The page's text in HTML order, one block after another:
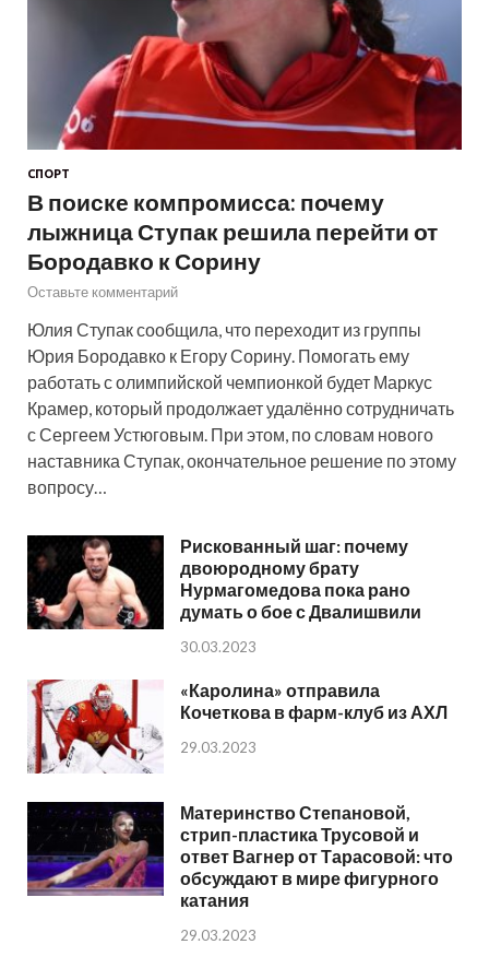
СПОРТ
В поиске компромисса: почему
лыжница Ступак решила перейти от
Бородавко к Сорину
Оставьте комментарий
Юлия Ступак сообщила, что переходит из группы
Юрия Бородавко к Егору Сорину. Помогать ему
работать с олимпийской чемпионкой будет Маркус
Крамер, который продолжает удалённо сотрудничать
с Сергеем Устюговым. При этом, по словам нового
наставника Ступак, окончательное решение по этому
вопросу…
Рискованный шаг: почему
двоюродному брату
Нурмагомедова пока рано
думать о бое с Двалишвили
30.03.2023
«Каролина» отправила
Кочеткова в фарм-клуб из АХЛ
29.03.2023
Материнство Степановой,
стрип-пластика Трусовой и
ответ Вагнер от Тарасовой: что
обсуждают в мире фигурного
катания
29.03.2023